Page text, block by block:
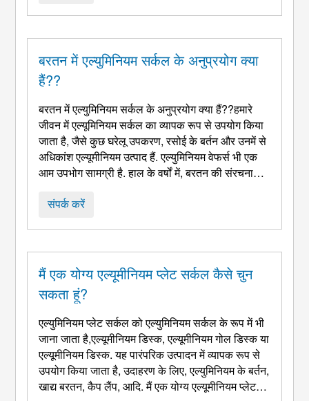
बरतन में एल्युमिनियम सर्कल के अनुप्रयोग क्या
हैं??
बरतन में एल्युमिनियम सर्कल के अनुप्रयोग क्या हैं??हमारे
जीवन में एल्यूमिनियम सर्कल का व्यापक रूप से उपयोग किया
जाता है, जैसे कुछ घरेलू उपकरण, रसोई के बर्तन और उनमें से
अधिकांश एल्यूमीनियम उत्पाद हैं. एल्युमिनियम वेफर्स भी एक
आम उपभोग सामग्री है. हाल के वर्षों में, बरतन की संरचना
और कम ऊर्जा खपत. एल्यूमीनियम सर्कल ...
संपर्क करें
मैं एक योग्य एल्यूमीनियम प्लेट सर्कल कैसे चुन
सकता हूं?
एल्युमिनियम प्लेट सर्कल को एल्युमिनियम सर्कल के रूप में भी
जाना जाता है,एल्यूमीनियम डिस्क, एल्यूमीनियम गोल डिस्क या
एल्यूमीनियम डिस्क. यह पारंपरिक उत्पादन में व्यापक रूप से
उपयोग किया जाता है, उदाहरण के लिए, एल्युमिनियम के बर्तन,
खाद्य बरतन, कैप लैंप, आदि. मैं एक योग्य एल्यूमीनियम प्लेट